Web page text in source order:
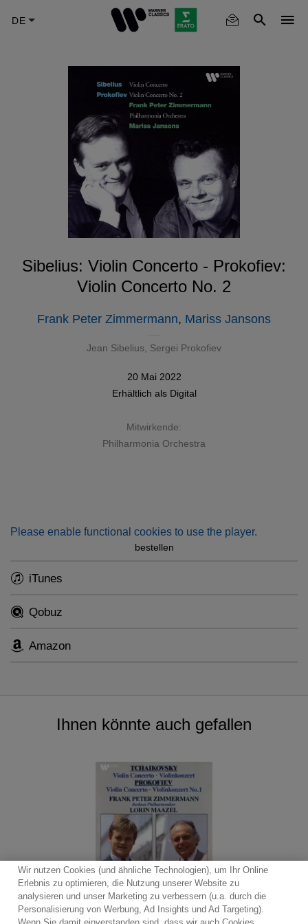
Sibelius: Violin Concerto - Prokofiev:
Violin Concerto No. 2
Frank Peter Zimmermann, Mariss Jansons
Jean Sibelius Sergei Prokofiev
20 Mai 2022
Erhältlich als Digital
Mitwirkende:
Philharmonia Orchestra
Please enable functional cookies to use the player.
bestellen
iTunes
Qobuz
Amazon
Ihnen könnte auch gefallen
Wir nutzen Cookies (und ähnliche Technologien), um Ihr Online
Erlebnis zu optimieren, die Nutzung unserer Website zu
analysieren und unser Marketing zu verbessern (u.a. durch die
Personalisierung von Werbung, Ad Insights und Ad Targeting).